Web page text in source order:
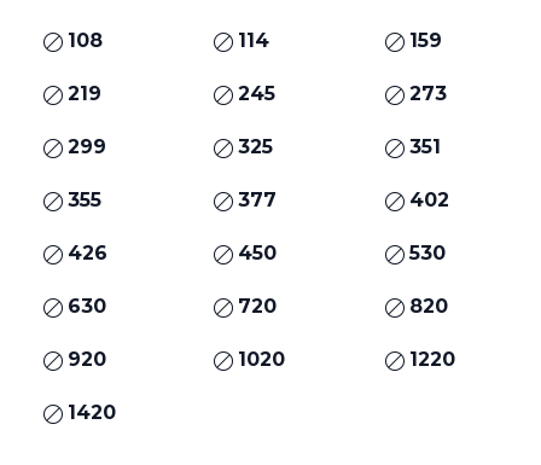
108 114 159
219 245 273
299 325 351
355 377 402
426 450 530
630 720 820
920 1020 1220
1420